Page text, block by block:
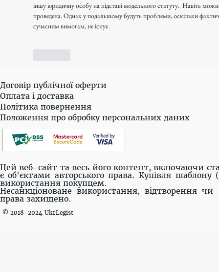
іншу юридичну особу на підставі модельного статуту.  Навіть
проведена. Однак у подальшому будуть проблеми, оскільки
сучасним вимогам, не існує.
Договір публічної оферти
Оплата і доставка
Політика повернення
Положення про обробку персональних даних
Цей веб-сайт та весь його контент, включаючи
є об'єктами авторського права. Купівля шаблону
використання покупцем.
Несанкціоноване використання, відтворення
права захищено.
© 2018-2024 UkrLegist